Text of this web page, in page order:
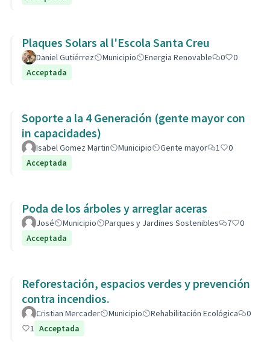
Plaques Solars al l'Escola Santa Creu
Daniel Gutiérrez Municipio Energia Renovable 0
0
Acceptada
Soporte a la 4 Generación (gente mayor con
in capacidades)
Isabel Gomez Martin Municipio Gente mayor 1
0
Acceptada
Poda de los árboles y arreglar aceras
José Municipio Parques y Jardines Sostenibles 7
0
Acceptada
Reforestación, espacios verdes y prevención
contra incendios.
Cristian Mercader Municipio Rehabilitación Ecológica
0
1 Acceptada